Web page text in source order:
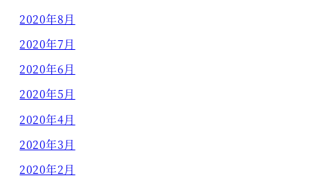
2020年8月
2020年7月
2020年6月
2020年5月
2020年4月
2020年3月
2020年2月